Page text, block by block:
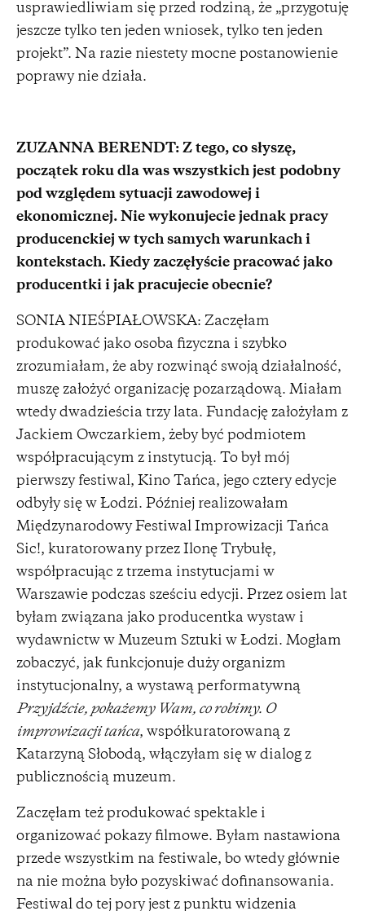
usprawiedliwiam się przed rodziną, że „przygotuję
jeszcze tylko ten jeden wniosek, tylko ten jeden
projekt”. Na razie niestety mocne postanowienie
poprawy nie działa.
ZUZANNA BERENDT: Z tego, co słyszę,
początek roku dla was wszystkich jest podobny
pod względem sytuacji zawodowej i
ekonomicznej. Nie wykonujecie jednak pracy
producenckiej w tych samych warunkach i
kontekstach. Kiedy zaczęłyście pracować jako
producentki i jak pracujecie obecnie?
SONIA NIEŚPIAŁOWSKA: Zaczęłam
produkować jako osoba fizyczna i szybko
zrozumiałam, że aby rozwinąć swoją działalność,
muszę założyć organizację pozarządową. Miałam
wtedy dwadzieścia trzy lata. Fundację założyłam z
Jackiem Owczarkiem, żeby być podmiotem
współpracującym z instytucją. To był mój
pierwszy festiwal, Kino Tańca, jego cztery edycje
odbyły się w Łodzi. Później realizowałam
Międzynarodowy Festiwal Improwizacji Tańca
Sic!, kuratorowany przez Ilonę Trybułę,
współpracując z trzema instytucjami w
Warszawie podczas sześciu edycji. Przez osiem lat
byłam związana jako producentka wystaw i
wydawnictw w Muzeum Sztuki w Łodzi. Mogłam
zobaczyć, jak funkcjonuje duży organizm
instytucjonalny, a wystawą performatywną
Przyjdźcie, pokażemy Wam, co robimy. O
improwizacji tańca, współkuratorowaną z
Katarzyną Słobodą, włączyłam się w dialog z
publicznością muzeum.
Zaczęłam też produkować spektakle i
organizować pokazy filmowe. Byłam nastawiona
przede wszystkim na festiwale, bo wtedy głównie
na nie można było pozyskiwać dofinansowania.
Festiwal do tej pory jest z punktu widzenia